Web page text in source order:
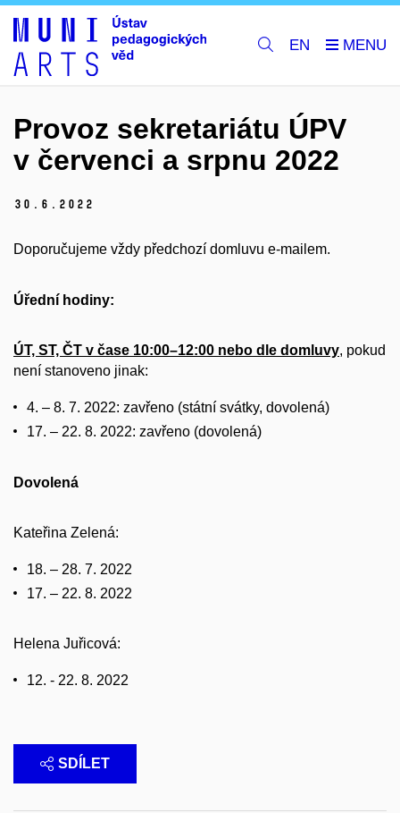
EN
Provoz sekretariátu ÚPV
v červenci a srpnu 2022
30. 6. 2022
Doporučujeme vždy předchozí domluvu e-mailem.
Úřední hodiny:
ÚT, ST, ČT v čase 10:00–12:00 nebo dle domluvy, pokud
není stanoveno jinak:
4. – 8. 7. 2022: zavřeno (státní svátky, dovolená)
17. – 22. 8. 2022: zavřeno (dovolená)
Dovolená
Kateřina Zelená:
18. – 28. 7. 2022
17. – 22. 8. 2022
Helena Juřicová:
12. - 22. 8. 2022
SDÍLET